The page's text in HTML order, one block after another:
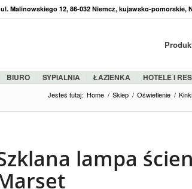
Malinowskiego 12, 86-032 Niemcz, kujawsko-pomorskie,
BIURO SYPIALNIA ŁAZIENKA HOTELE I
Jesteś tutaj: Home / Sklep / Oświetlenie /
lampa